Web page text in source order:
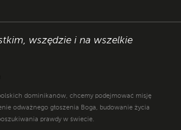
wszędzie i na wszelkie
dominikanów, chcemy podejmować misję
odważnego głoszenia Boga, budowanie życia
prawdy w świecie.